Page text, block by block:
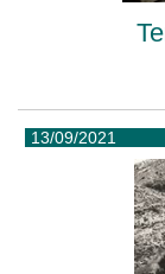
13/09/2021